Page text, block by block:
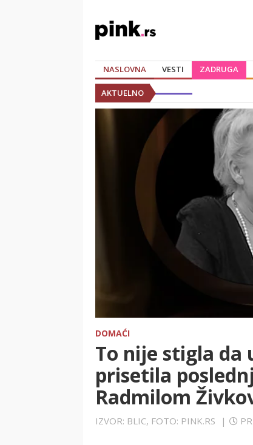
NASLOVNA VESTI ZADRUGA
AKTUELNO
DOMAĆI
To nije stigla da
prisetila
Radmilom
IZVOR: BLIC, FOTO: PINK.RS |